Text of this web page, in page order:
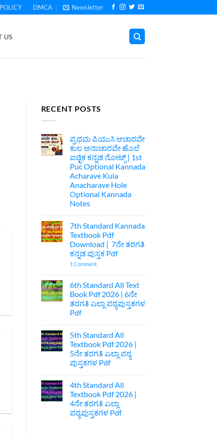
DMCA Newsletter
US
RECENT POSTS
ಪ್ರಥಮ ಪಿಯುಸಿ ಆಚಾರವೇ
ಕುಲ ಅನಾಚಾರವೇ ಹೊಲೆ
ಐಚ್ಛಿಕ ಕನ್ನಡ ನೋಟ್ಸ್ | 1st
Puc Optional Kannada
Acharave Kula
Anacharave Hole
Optional Kannada
Notes
on
ಪ್ರಥಮ
ಪಿಯುಸಿ
ಆಚಾರವೇ
ಕುಲ
ಅನಾಚಾರವೇ
ಹೊಲೆ
ನೋಟ್ಸ್
|
1st
Puc
Optional
Kannada
Anacharave
Hole
Optional
Kannada
Notes
7th Standard Kannada
Textbook Pdf
Download | 7ನೇ ತರಗತಿ
ಕನ್ನಡ ಪುಸ್ತಕ Pdf
1 Commenton
Kannada
Textbook
Pdf
Download
|
ಪುಸ್ತಕ
Pdf
6th Standard All Text
Book Pdf 2026 | 6ನೇ
ತರಗತಿ ಎಲ್ಲಾ ಪಠ್ಯಪುಸ್ತಕಗಳ
Pdf
on
6th
Standard
All
Text
Book
|
6ನೇ
ತರಗತಿ
ಎಲ್ಲಾ
ಪಠ್ಯಪುಸ್ತಕಗಳ
Pdf
5th Standard All
Textbook Pdf 2026 |
5ನೇ ತರಗತಿ ಎಲ್ಲಾ ಪಠ್ಯ
ಪುಸ್ತಕಗಳ Pdf
on
5th
Standard
All
Textbook
Pdf
4th Standard All
Textbook Pdf 2026 |
4ನೇ ತರಗತಿ ಎಲ್ಲಾ
ಪಠ್ಯಪುಸ್ತಕಗಳ Pdf